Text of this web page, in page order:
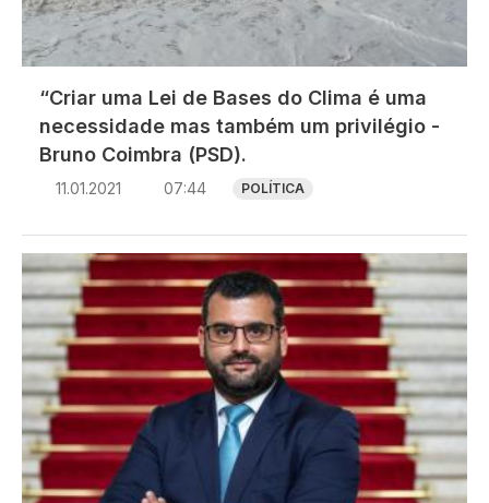
“Criar uma Lei de Bases do Clima é uma
necessidade mas também um privilégio -
Bruno Coimbra (PSD).
11.01.2021 07:44 POLÍTICA
Imagem